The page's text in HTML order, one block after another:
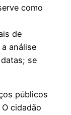
como
de
análise
se
públicos
cidadão